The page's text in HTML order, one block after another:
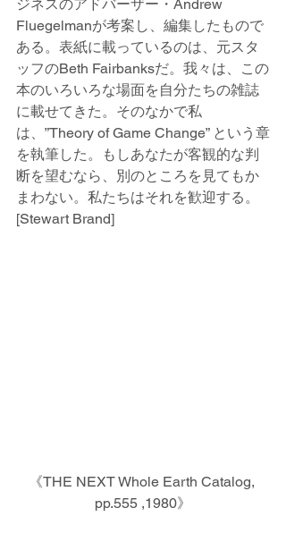
ジネスのアドバーザー・Andrew
Fluegelmanが考案し、編集したもので
ある。表紙に載っているのは、元スタ
ッフのBeth Fairbanksだ。我々は、この
本のいろいろな場面を自分たちの雑誌
に載せてきた。そのなかで私
は、”Theory of Game Change” という章
を執筆した。もしあなたが客観的な判
断を望むなら、別のところを見てもか
まわない。私たちはそれを歓迎する。
[Stewart Brand]
《THE NEXT Whole Earth Catalog,
pp.555 ,1980》